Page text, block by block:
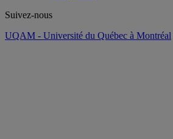
Suivez-nous
UQAM - Université du Québec à Montréal